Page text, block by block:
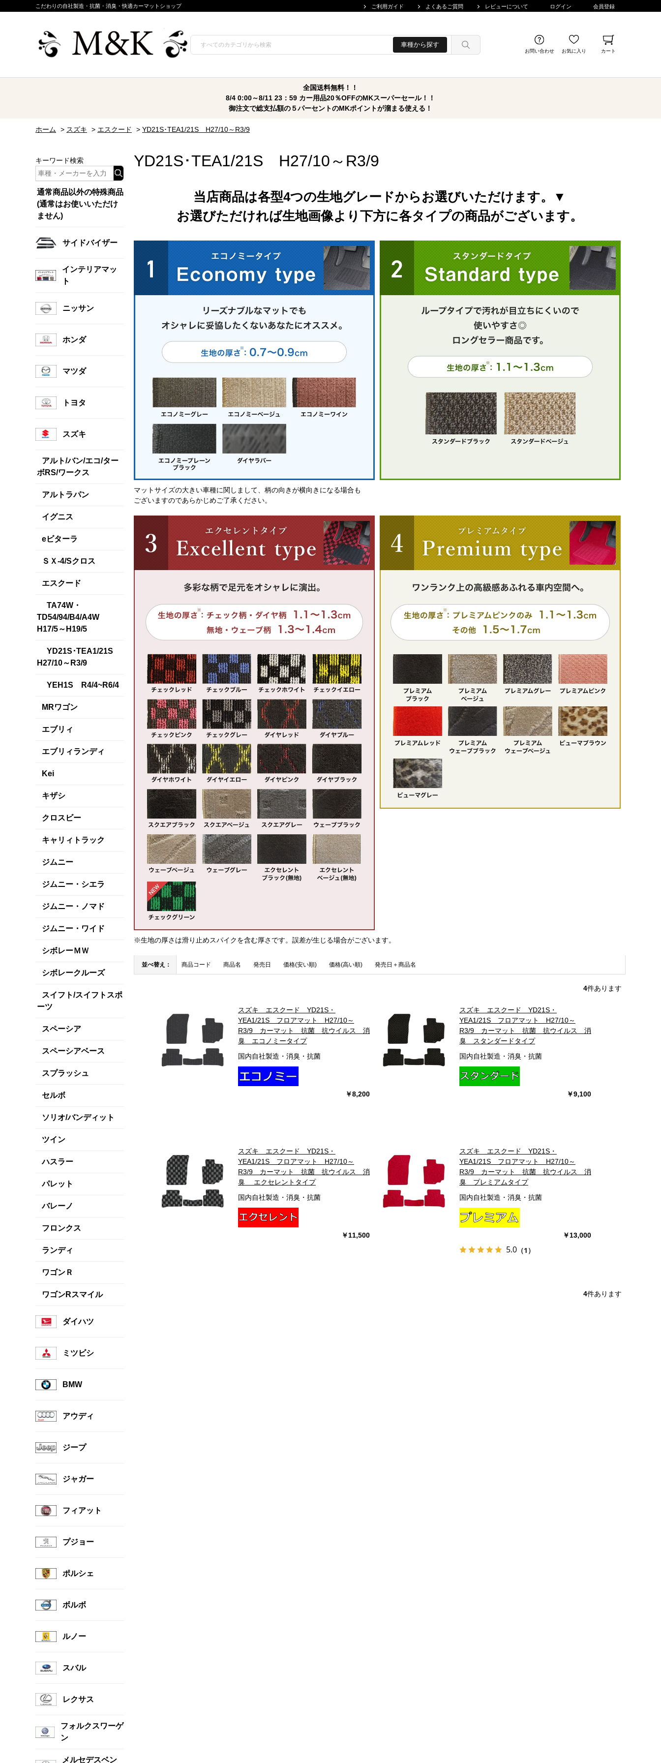
こだわりの自社製造・抗菌・消臭・快適カーマットショップ ご利用ガイド よくあるご質問 レビューについて ログイン 会員登録
車種から探す
お問い合わせ お気に入り カート
全国送料無料！！
8/4 0:00～8/11 23：59 カー用品20％OFFのMKスーパーセール！！
御注文で総支払額の５パーセントのMKポイントが溜まる使える！
ホーム > スズキ > エスクード > YD21S･TEA1/21S H27/10～R3/9
キーワード検索
通常商品以外の特殊商品
(通常はお使いいただけ
ません)
サイドバイザー
インテリアマッ
ト
ニッサン
ホンダ
マツダ
トヨタ
スズキ
アルト/バン/エコ/ター
ボRS/ワークス
アルトラパン
イグニス
eビターラ
ＳＸ-4/Sクロス
エスクード
TA74W・
TD54/94/B4/A4W
H17/5～H19/5
YD21S･TEA1/21S
H27/10～R3/9
YEH1S R4/4~R6/4
MRワゴン
エブリィ
エブリィランディ
Kei
キザシ
クロスビー
キャリィトラック
ジムニー
ジムニー・シエラ
ジムニー・ノマド
ジムニー・ワイド
シボレーＭＷ
シボレークルーズ
スイフト/スイフトスポ
ーツ
スペーシア
スペーシアベース
スプラッシュ
セルボ
ソリオ/バンディット
ツイン
ハスラー
パレット
バレーノ
フロンクス
ランディ
ワゴンＲ
ワゴンRスマイル
ダイハツ
ミツビシ
BMW
アウディ
ジープ
ジャガー
フィアット
プジョー
ポルシェ
ボルボ
ルノー
スバル
レクサス
フォルクスワーゲ
ン
メルセデスベン
YD21S･TEA1/21S H27/10～R3/9
当店商品は各型4つの生地グレードからお選びいただけます。▼
お選びただければ生地画像より下方に各タイプの商品がございます。
マットサイズの大きい車種に関しまして、柄の向きが横向きになる場合も
ございますのであらかじめご了承ください。
※生地の厚さは滑り止めスパイクを含む厚さです。誤差が生じる場合がございます。
並べ替え： 商品コード 商品名 発売日 価格(安い順) 価格(高い順) 発売日＋商品名
4件あります
スズキ エスクード YD21S・
YEA1/21S フロアマット H27/10～
R3/9 カーマット 抗菌 抗ウイルス 消
臭 エコノミータイプ
国内自社製造・消臭・抗菌
￥8,200
スズキ エスクード YD21S・
YEA1/21S フロアマット H27/10～
R3/9 カーマット 抗菌 抗ウイルス 消
臭 スタンダードタイプ
国内自社製造・消臭・抗菌
￥9,100
スズキ エスクード YD21S・
YEA1/21S フロアマット H27/10～
R3/9 カーマット 抗菌 抗ウイルス 消
臭 エクセレントタイプ
国内自社製造・消臭・抗菌
￥11,500
スズキ エスクード YD21S・
YEA1/21S フロアマット H27/10～
R3/9 カーマット 抗菌 抗ウイルス 消
臭 プレミアムタイプ
国内自社製造・消臭・抗菌
￥13,000
5.0 （1）
4件あります